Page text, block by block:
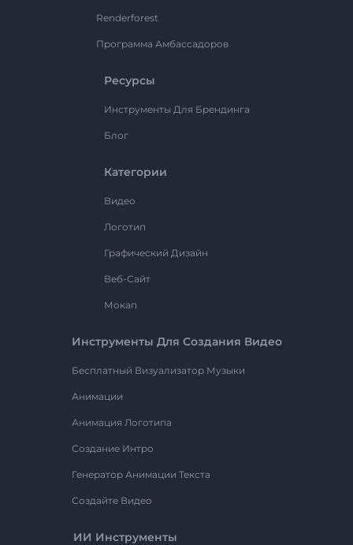
Renderforest
Программа Амбассадоров
Ресурсы
Инструменты Для Брендинга
Блог
Категории
Видео
Логотип
Графический Дизайн
Веб-Сайт
Мокап
Инструменты Для Создания Видео
Бесплатный Визуализатор Музыки
Анимации
Анимация Логотипа
Создание Интро
Генератор Анимации Текста
Создайте Видео
ИИ Инструменты